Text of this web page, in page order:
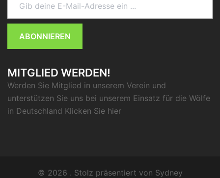
ABONNIEREN
MITGLIED WERDEN!
Werden Sie Mitglied in unserem Verein und
unterstützen Sie uns bei unserem Einsatz für die Wölfe
in Deutschland Klicken Sie hier
© 2026 . Stolz präsentiert von Sydney